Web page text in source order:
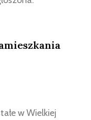
w Wielkiej